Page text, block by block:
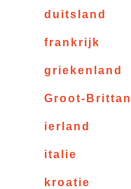
duitsland
frankrijk
griekenland
Groot-
ierland
italie
kroatie